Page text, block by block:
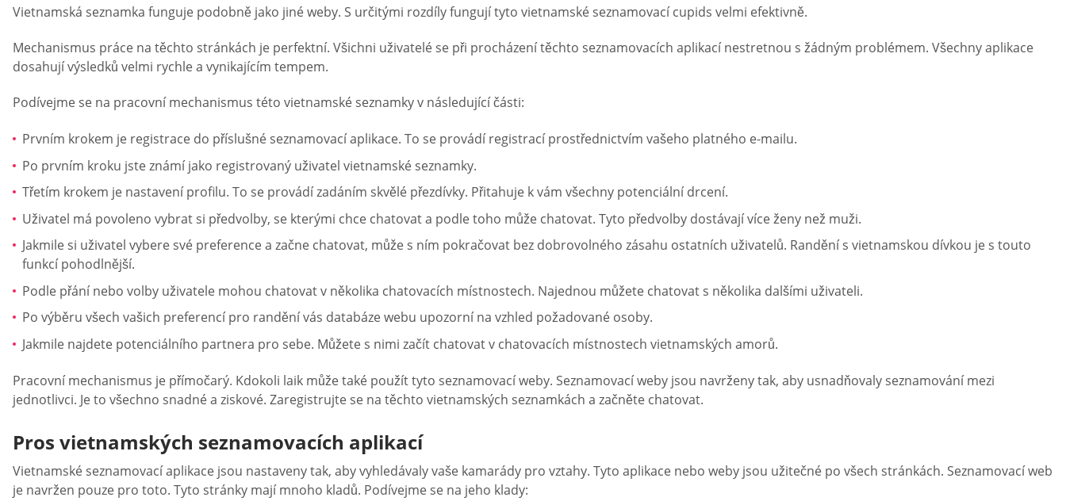
Vietnamská seznamka funguje podobně jako jiné weby. S určitými rozdíly fungují tyto vietnamské seznamovací cupids velmi efektivně.
Mechanismus práce na těchto stránkách je perfektní. Všichni uživatelé se při procházení těchto seznamovacích aplikací nestretnou s žádným problémem. Všechny aplikace
dosahují výsledků velmi rychle a vynikajícím tempem.
Podívejme se na pracovní mechanismus této vietnamské seznamky v následující části:
Prvním krokem je registrace do příslušné seznamovací aplikace. To se provádí registrací prostřednictvím vašeho platného e-mailu.
Po prvním kroku jste známí jako registrovaný uživatel vietnamské seznamky.
Třetím krokem je nastavení profilu. To se provádí zadáním skvělé přezdívky. Přitahuje k vám všechny potenciální drcení.
Uživatel má povoleno vybrat si předvolby, se kterými chce chatovat a podle toho může chatovat. Tyto předvolby dostávají více ženy než muži.
Jakmile si uživatel vybere své preference a začne chatovat, může s ním pokračovat bez dobrovolného zásahu ostatních uživatelů. Randění s vietnamskou dívkou je s touto
funkcí pohodlnější.
Podle přání nebo volby uživatele mohou chatovat v několika chatovacích místnostech. Najednou můžete chatovat s několika dalšími uživateli.
Po výběru všech vašich preferencí pro randění vás databáze webu upozorní na vzhled požadované osoby.
Jakmile najdete potenciálního partnera pro sebe. Můžete s nimi začít chatovat v chatovacích místnostech vietnamských amorů.
Pracovní mechanismus je přímočarý. Kdokoli laik může také použít tyto seznamovací weby. Seznamovací weby jsou navrženy tak, aby usnadňovaly seznamování mezi
jednotlivci. Je to všechno snadné a ziskové. Zaregistrujte se na těchto vietnamských seznamkách a začněte chatovat.
Pros vietnamských seznamovacích aplikací
Vietnamské seznamovací aplikace jsou nastaveny tak, aby vyhledávaly vaše kamarády pro vztahy. Tyto aplikace nebo weby jsou užitečné po všech stránkách. Seznamovací web
je navržen pouze pro toto. Tyto stránky mají mnoho kladů. Podívejme se na jeho klady: